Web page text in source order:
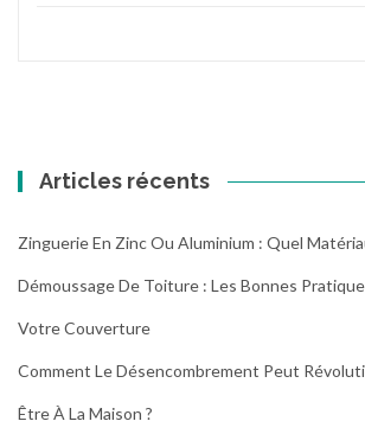
Articles récents
Zinguerie En Zinc Ou Aluminium : Quel
Démoussage De Toiture : Les Bonnes
Votre Couverture
Comment Le Désencombrement Peut
Être À La Maison ?